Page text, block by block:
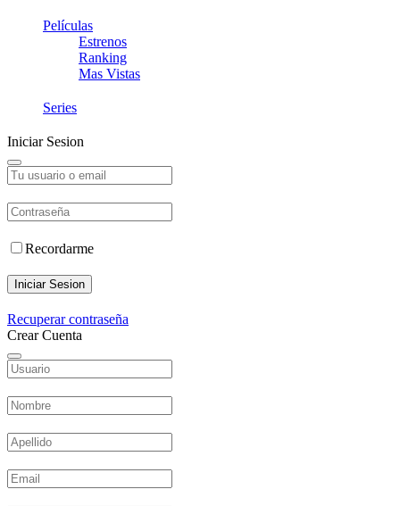
Películas
Estrenos
Ranking
Mas Vistas
Series
Iniciar Sesion
Recordarme
Iniciar Sesion
Recuperar contraseña
Crear Cuenta